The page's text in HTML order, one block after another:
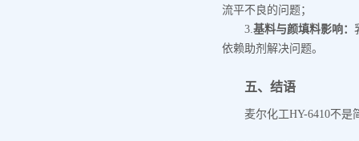
流平不良的问题；
3.基料与颜填料影响：
依赖助剂解决问题。
五、结语
麦尔化工HY-6410不是